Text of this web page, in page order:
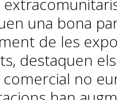
una bona
de les
destaquen
comercial no